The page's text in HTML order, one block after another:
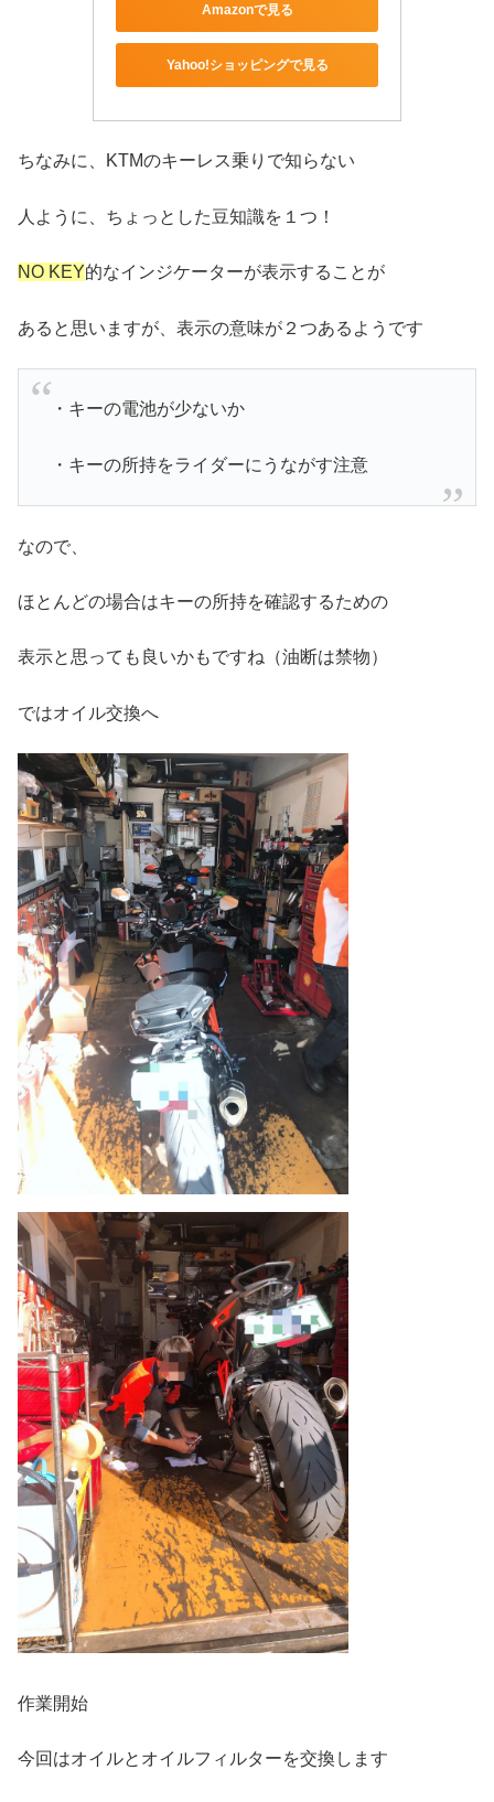
Amazonで見る
Yahoo!ショッピングで見る
ちなみに、KTMのキーレス乗りで知らない
人ように、ちょっとした豆知識を１つ！
NO KEY的なインジケーターが表示することが
あると思いますが、表示の意味が２つあるようです
・キーの電池が少ないか
・キーの所持をライダーにうながす注意
なので、
ほとんどの場合はキーの所持を確認するための
表示と思っても良いかもですね（油断は禁物）
ではオイル交換へ
作業開始
今回はオイルとオイルフィルターを交換します